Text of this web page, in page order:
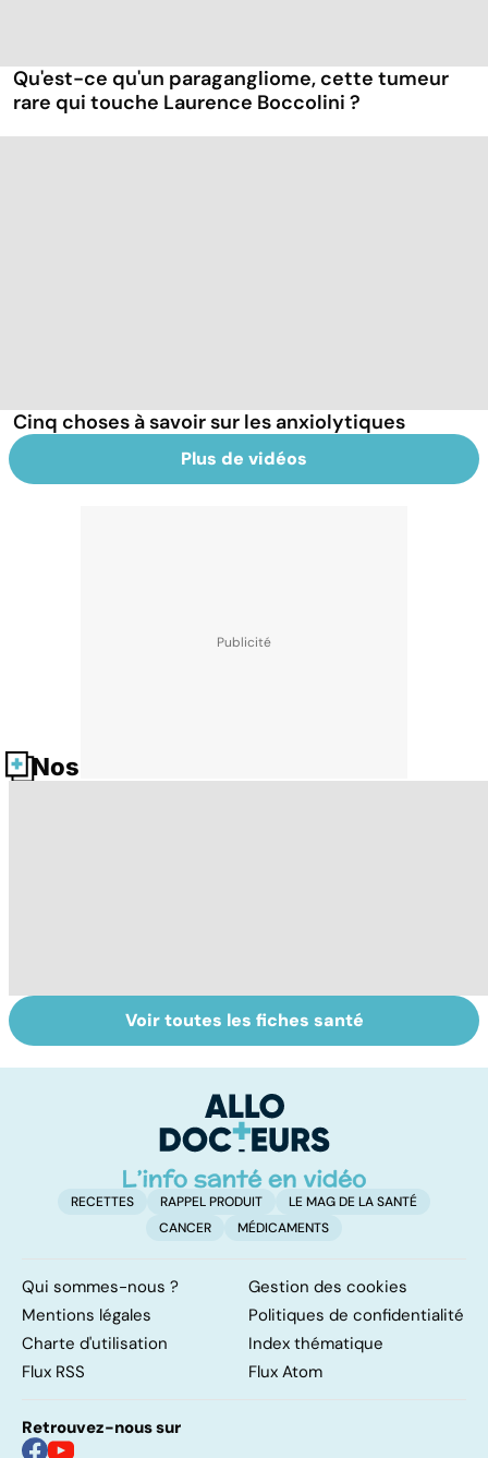
Qu'est-ce qu'un paragangliome, cette tumeur
rare qui touche Laurence Boccolini ?
Cinq choses à savoir sur les anxiolytiques
Plus de vidéos
Nos fiches santé
Bien dormir,
mais... sans
Faire du sport à
domicile, c'est
Voir toutes les fiches santé
RECETTES RAPPEL PRODUIT
LE MAG DE LA SANTÉ
CANCER
MÉDICAMENTS
Qui sommes-nous ?
Gestion des cookies
Mentions légales
Politiques de confidentialité
Charte d'utilisation
Index thématique
Flux RSS
Flux Atom
Retrouvez-nous sur